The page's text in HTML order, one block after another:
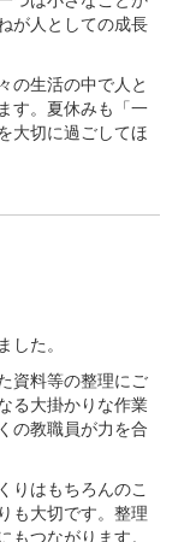
が人としての成長
の生活の中で人と
す。夏休みも「一
大切に過ごしてほ
した。
資料等の整理にご
る大掛かりな作業
の教職員が力を合
りはもちろんのこ
も大切です。整理
もつながります。